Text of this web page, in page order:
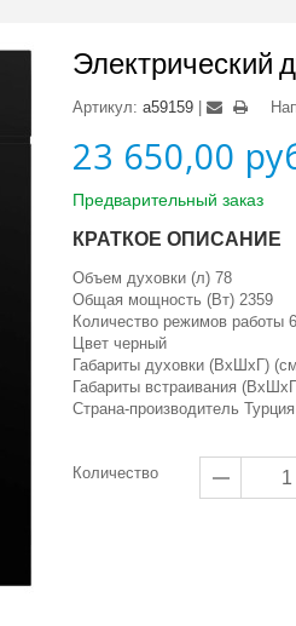
Электрический
Артикул: a59159
23 650,00
Предварительный заказ
КРАТКОЕ ОПИСАНИЕ
Объем духовки (л) 78
Общая мощность (Вт) 2359
Количество режимов работы 6
Цвет черный
Габариты духовки (ВxШxГ)
Габариты встраивания
Страна-производитель Турция
Количество